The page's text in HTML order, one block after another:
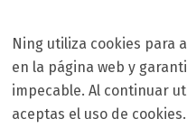
Ning utiliza cookies para
en la página web y
impecable. Al continuar
aceptas el uso de
Producto
Recursos